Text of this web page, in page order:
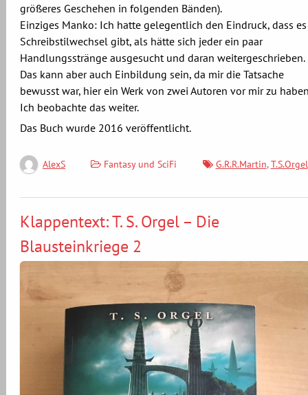
größeres Geschehen in folgenden Bänden).
Einziges Manko: Ich hatte gelegentlich den Eindruck, dass es
Schreibstilwechsel gibt, als hätte sich jeder ein paar
Handlungsstränge ausgesucht und daran weitergeschrieben.
Das kann aber auch Einbildung sein, da mir die Tatsache
bewusst war, hier ein Werk von zwei Autoren vor mir zu
Ich beobachte das weiter.
Das Buch wurde 2016 veröffentlicht.
AlexS Fantasy und SciFi G.R.R.Martin,T.S.Orgel
Klappentext: T. S. Orgel – Die
Blausteinkriege 2